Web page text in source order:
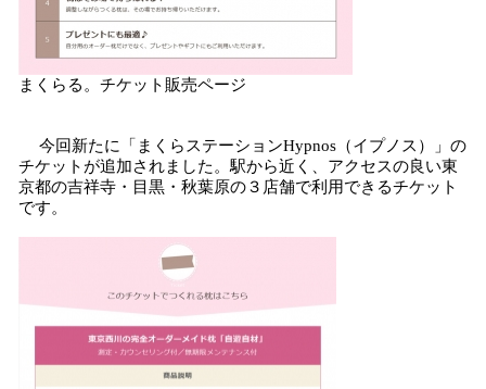
まくらる。チケット販売ページ
今回新たに「まくらステーションHypnos（イプノス）」の
チケットが追加されました。駅から近く、アクセスの良い東
京都の吉祥寺・目黒・秋葉原の３店舗で利用できるチケット
です。